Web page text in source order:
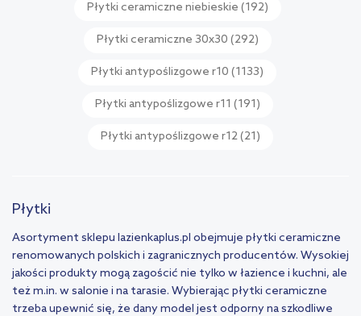
Płytki ceramiczne niebieskie (192)
Płytki ceramiczne 30x30 (292)
Płytki antypoślizgowe r10 (1133)
Płytki antypoślizgowe r11 (191)
Płytki antypoślizgowe r12(21)
Płytki
Asortyment sklepu lazienkaplus.pl obejmuje płytki ceramiczne
renomowanych polskich i zagranicznych producentów. Wysokiej
jakości produkty mogą zagościć nie tylko w łazience i kuchni, ale
też m.in. w salonie i na tarasie. Wybierając płytki ceramiczne
trzeba upewnić się, że dany model jest odporny na szkodliwe